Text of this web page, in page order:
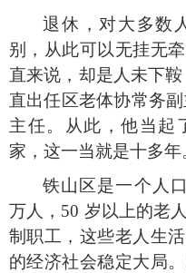
退休，对大多数
别，从此可以无挂无
直来说，却是人未下鞍
直出任区老体协常务
主任。从此，他当起
家，这一当就是十多年
铁山区是一个人
万人， 50 岁以上的老
制职工，这些老人生
的经济社会稳定大局